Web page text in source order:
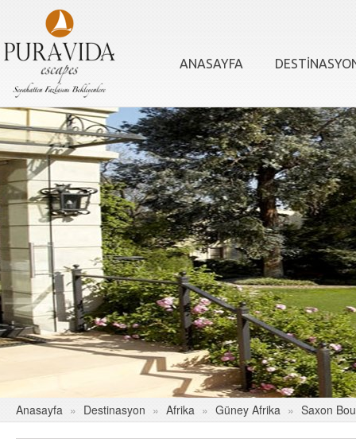
ANASAYFA
Anasayfa Destinasyon Afrika Güney Afrika Saxon